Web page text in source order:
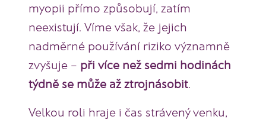
myopii přímo způsobují, zatím
neexistují. Víme však, že jejich
nadměrné používání riziko významně
zvyšuje – při více než sedmi hodinách
týdně se může až ztrojnásobit.
Velkou roli hraje i čas strávený venku,